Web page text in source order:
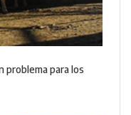
problema para los